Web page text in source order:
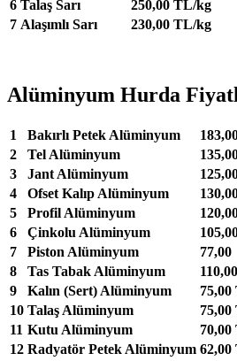
6 Talaş Sarı
250,00 TL/kg
7 Alaşımlı Sarı 230,00 TL/kg
Alüminyum Hurda
1 Bakırlı Petek Alüminyum
2
Tel Alüminyum
3
Jant Alüminyum
4
Ofset Kalıp Alüminyum
5
Profil Alüminyum
6
Çinkolu Alüminyum
7
Piston Alüminyum
8
Tas Tabak Alüminyum
9
Kalın (Sert) Alüminyum
10 Talaş Alüminyum
11 Kutu Alüminyum
12 Radyatör Petek Alüminyum